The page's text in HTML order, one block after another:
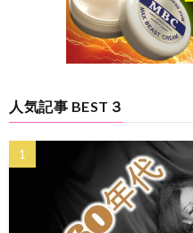
人気記事 BEST３